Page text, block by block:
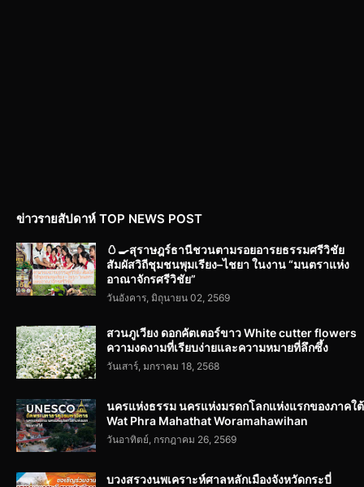
ข่าวรายสัปดาห์ TOP NEWS POST
🥚🍳สุราษฎร์ธานีชวนตามรอยอารยธรรมศรีวิชัย
สัมผัสวิถีชุมชนพุมเรียง–ไชยา ในงาน “มนตราแห่ง
อาณาจักรศรีวิชัย”
วันอังคาร, มิถุนายน 02, 2569
สวนภูเวียง ดอกคัตเตอร์ขาว White cutter flowers
ความงดงามที่เรียบง่ายและความหมายที่ลึกซึ้ง
วันเสาร์, มกราคม 18, 2568
นครแห่งธรรม นครแห่งมรดกโลกแห่งแรกของภาคใต้
Wat Phra Mahathat Woramahawihan
วันอาทิตย์, กรกฎาคม 26, 2569
บวงสรวงนพเคราะห์ศาลหลักเมืองจังหวัดกระบี่